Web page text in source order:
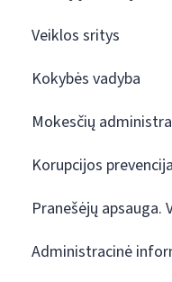
Veiklos sritys
Kokybės vadyba
Mokesčių
Korupcijos prevencija
Pranešėjų apsauga.
Administracinė